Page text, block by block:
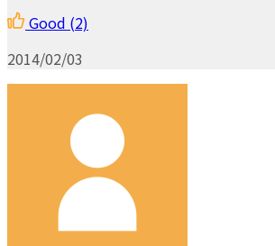
Good (2)
2014/02/03